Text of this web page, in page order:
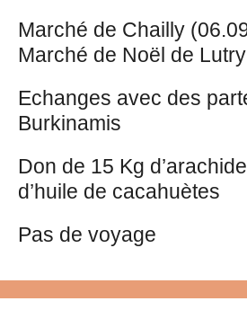
Marché de Chailly
Marché de Noël de
Echanges avec des
Burkinamis
Don de 15 Kg
d’huile de cacahuètes
Pas de voyage